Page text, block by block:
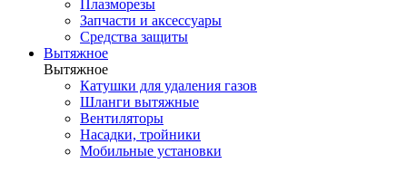
Плазморезы
Запчасти и аксессуары
Средства защиты
Вытяжное
Вытяжное
Катушки для удаления газов
Шланги вытяжные
Вентиляторы
Насадки, тройники
Мобильные установки